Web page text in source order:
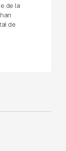
de la
de